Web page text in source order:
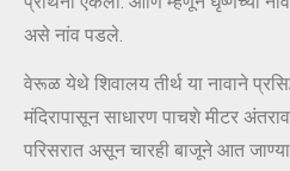
असे नांव पडले.
वेरूळ येथे शिवालय तीर्थ या नावाने
मंदिरापासून साधारण पाचशे मीटर
परिसरात असून चारही बाजूने आत